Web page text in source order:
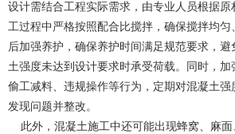
设计需结合工程实际需求，由专业人员根据
工过程中严格按照配合比搅拌，确保搅拌均
后加强养护，确保养护时间满足规范要求，
土强度未达到设计要求时承受荷载。同时，
偷工减料、违规操作等行为，定期对混凝土
发现问题并整改。
此外，混凝土施工中还可能出现蜂窝、麻面